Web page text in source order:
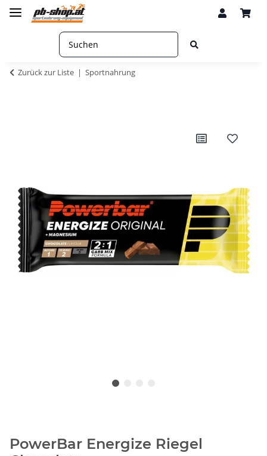
Zurück zur Liste Sportnahrung
PowerBar Energize Riegel